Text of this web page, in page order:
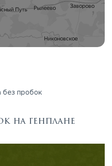
пробок
на генплане